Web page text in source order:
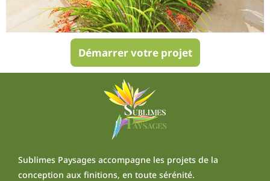
Démarrer votre projet
Sublimes Paysages accompagne les projets de la
conception aux finitions, en toute sérénité.